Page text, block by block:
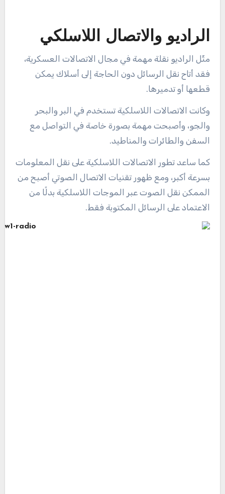
الراديو والاتصال اللاسلكي
مثّل الراديو نقلة مهمة في مجال الاتصالات العسكرية،
فقد أتاح نقل الرسائل دون الحاجة إلى أسلاك يمكن
قطعها أو تدميرها.
وكانت الاتصالات اللاسلكية تستخدم في البر والبحر
والجو، وأصبحت مهمة بصورة خاصة في التواصل مع
السفن والطائرات والمناطيد.
كما ساعد تطور الاتصالات اللاسلكية على نقل المعلومات
بسرعة أكبر، ومع ظهور تقنيات الاتصال الصوتي أصبح من
الممكن نقل الصوت عبر الموجات اللاسلكية بدلًا من
الاعتماد على الرسائل المكتوبة فقط.